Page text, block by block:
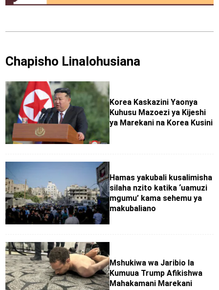
Chapisho Linalohusiana
Korea Kaskazini Yaonya
Kuhusu Mazoezi ya Kijeshi
ya Marekani na Korea Kusini
Hamas yakubali kusalimisha
silaha nzito katika ‘uamuzi
mgumu’ kama sehemu ya
makubaliano
Mshukiwa wa Jaribio la
Kumuua Trump Afikishwa
Mahakamani Marekani